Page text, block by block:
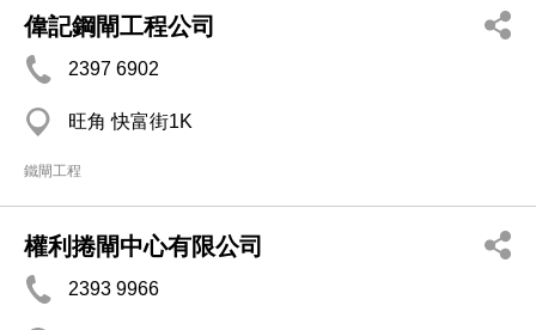
偉記鋼閘工程公司
2397 6902
旺角 快富街1K
鐵閘工程
權利捲閘中心有限公司
2393 9966